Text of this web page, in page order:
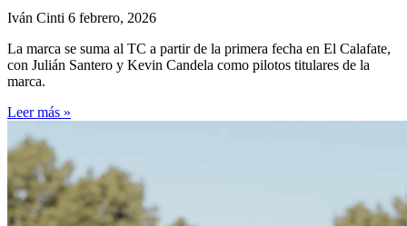
Iván Cinti 6 febrero, 2026
La marca se suma al TC a partir de la primera fecha en El Calafate,
con Julián Santero y Kevin Candela como pilotos titulares de la
marca.
Leer más »